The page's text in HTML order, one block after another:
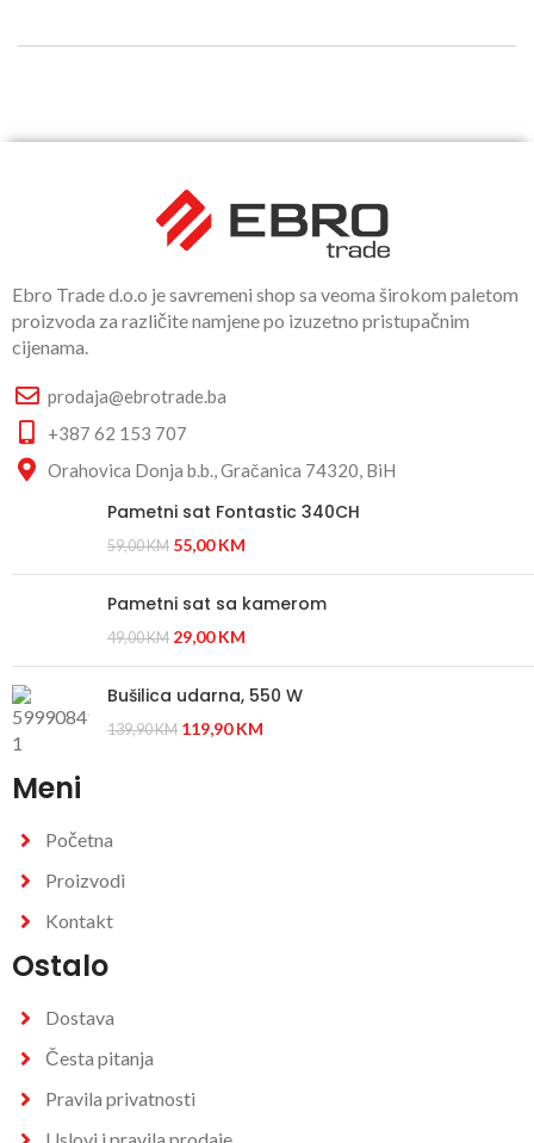
Ebro Trade d.o.o je savremeni shop sa veoma širokom paletom
proizvoda za različite namjene po izuzetno pristupačnim
cijenama.
prodaja@ebrotrade.ba
+387 62 153 707
Orahovica Donja b.b., Gračanica 74320, BiH
Pametni sat Fontastic 340CH
59,00KM 55,00KM
Pametni sat sa kamerom
49,00KM 29,00KM
Bušilica udarna, 550 W
139,90KM 119,90KM
Meni
Početna
Proizvodi
Kontakt
Ostalo
Dostava
Česta pitanja
Pravila privatnosti